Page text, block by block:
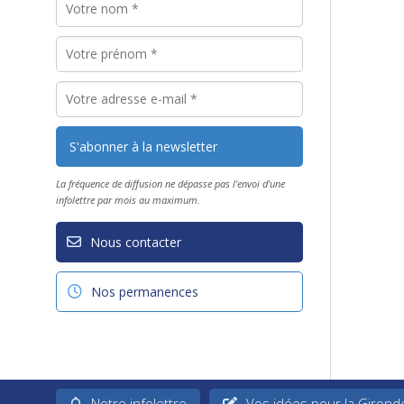
La fréquence de diffusion ne dépasse pas l'envoi d'une
infolettre par mois au maximum.
Nous contacter
Nos permanences